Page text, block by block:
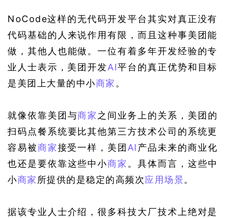
NoCode这样的无代码开发平台其实对真正没有
代码基础的人来说作用有限，而且这种事美团能
做，其他人也能做。一位有着多年开发经验的专
业人士表示，美团开发AI平台的真正优势和目标
是美团上大量的中小商家。
就像依靠美团与商家之间业务上的关系，美团的
扫码点餐系统要比其他第三方技术公司的系统更
容易被商家接受一样，美团 AI产品未来的商业化
也还是要依靠这些中小商家。具体而言，这些中
小商家所提供的是稳定的高频次应用场景。
据该专业人士介绍，很多科技大厂技术上绝对是